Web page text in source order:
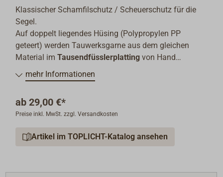
Klassischer Schamfilschutz / Scheuerschutz für die
Segel.
Auf doppelt liegendes Hüsing (Polypropylen PP
geteert) werden Tauwerksgarne aus dem gleichen
Material imTausendfüsslerplatting von Hand
aufgeknüpft.
An Bord werden dann Wanten, Stagen oder Dirken mit
Ergiebigkeit:
Ein laufender Meter Tausendbein ergibt an Bord fertig
Draht-Durchmesser = 14 mm).
mehr Informationen
ab 29,00 €*
Preise inkl. MwSt. zzgl. Versandkosten
Artikel im TOPLICHT-Katalog ansehen